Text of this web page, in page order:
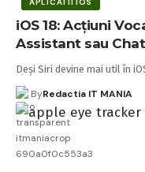
iOS 18: Acțiuni
Assistant sau
Deși Siri devine mai util în
ByRedactia IT MANIA